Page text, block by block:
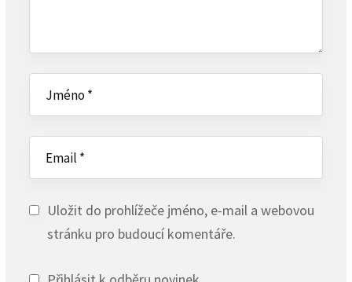
Uložit do prohlížeče jméno, e-mail a webovou
stránku pro budoucí komentáře.